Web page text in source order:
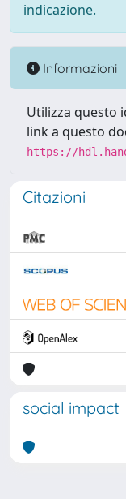
indicazione.
Informazioni
Utilizza questo
link a questo
https://
Citazioni
social impact